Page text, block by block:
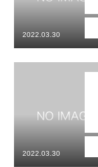
2022.03.30
2022.03.30